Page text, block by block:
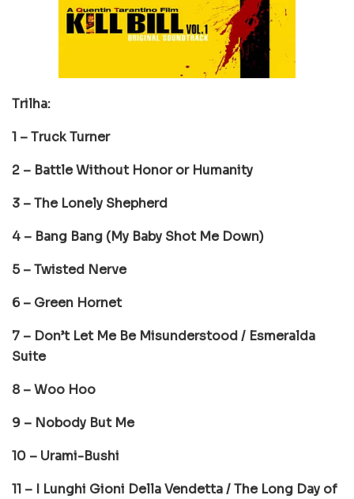
Trilha:
1 – Truck Turner
2 – Battle Without Honor or Humanity
3 – The Lonely Shepherd
4 – Bang Bang (My Baby Shot Me Down)
5 – Twisted Nerve
6 – Green Hornet
7 – Don’t Let Me Be Misunderstood / Esmeralda
Suite
8 – Woo Hoo
9 – Nobody But Me
10 – Urami-Bushi
11 – I Lunghi Gioni Della Vendetta / The Long Day of